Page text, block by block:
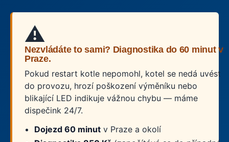
⚠️
Nezvládáte to sami? Diagnostika do 60 minut v
Praze.
Pokud restart kotle nepomohl, kotel se nedá uvést
do provozu, hrozí poškození výměníku nebo
blikající LED indikuje vážnou chybu — máme
dispečink 24/7.
Dojezd 60 minut v Praze a okolí